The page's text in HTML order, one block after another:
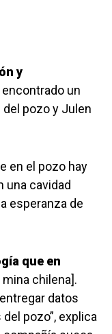
y
encontrado un
pozo y Julen
en el pozo hay
una cavidad
esperanza de
que en
chilena].
datos
pozo”, explica